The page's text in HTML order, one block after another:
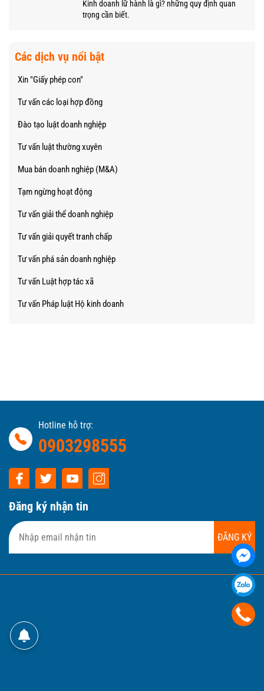
Giấy chứng nhận đăng ký hộ kinh doanh: Khái
niệm, giá trị pháp lý cần biết
Kinh doanh lữ hành là gì? những quy định quan
Các dịch vụ nổi bật
Xin "Giấy phép con"
Tư vấn các loại hợp đồng
Đào tạo luật doanh nghiệp
Tư vấn luật thường xuyên
Tư vấn giải quyết tranh chấp
Tư vấn phá sản doanh nghiệp
Tư vấn Luật hợp tác xã
Tư vấn Pháp luật Hộ kinh doanh